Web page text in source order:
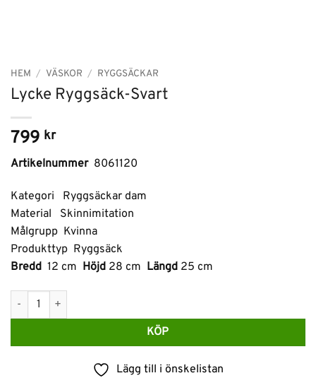
HEM / VÄSKOR / RYGGSÄCKAR
Lycke Ryggsäck-Svart
799 kr
Artikelnummer 8061120
Kategori Ryggsäckar dam
Material Skinnimitation
Målgrupp Kvinna
Produkttyp Ryggsäck
Bredd 12 cm Höjd 28 cm Längd 25 cm
Lycke Ryggsäck-Svart mängd
KÖP
Lägg till i önskelistan